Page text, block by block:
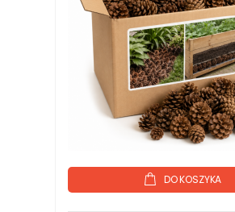
DO KOSZYKA